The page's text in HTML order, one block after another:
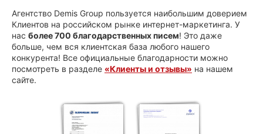
Агентство Demis Group пользуется наибольшим доверием
Клиентов на российском рынке интернет-маркетинга. У
нас более 700 благодарственных писем! Это даже
больше, чем вся клиентская база любого нашего
конкурента! Все официальные благодарности можно
посмотреть в разделе «Клиенты и отзывы» на нашем
сайте.